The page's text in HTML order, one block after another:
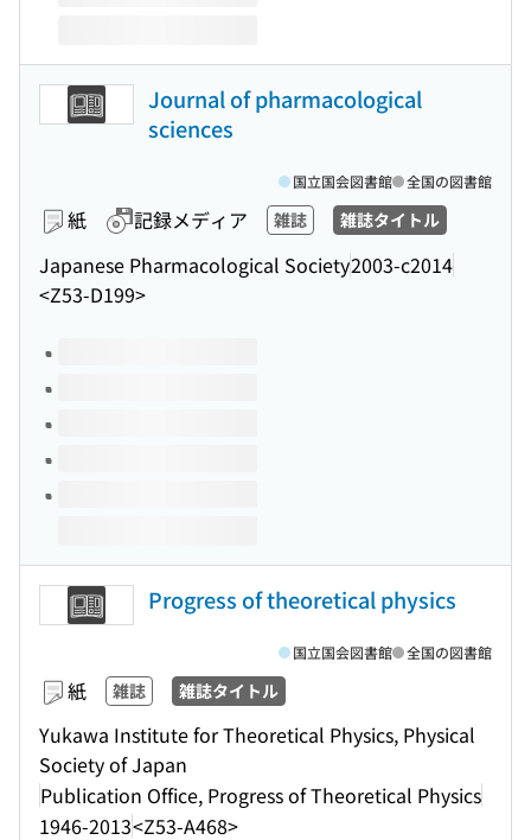
Journal of pharmacological
sciences
紙 記録メディア 雑誌 雑誌タイトル
Japanese Pharmacological Society2003-c2014
<Z53-D199>
国立国会図書館 全国の図書館
このタイトルの巻号
Progress of theoretical physics
紙 雑誌 雑誌タイトル
Yukawa Institute for Theoretical Physics, Physical
Society of Japan
Publication Office, Progress of Theoretical Physics
1946-2013<Z53-A468>
国立国会図書館 全国の図書館